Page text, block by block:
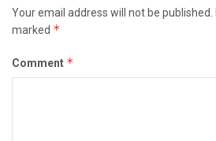
Your email address will not be published.
marked *
Comment *